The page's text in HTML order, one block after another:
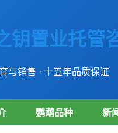
钥置业托管
与销售 · 十五年品质保证
鹦鹉品种 新